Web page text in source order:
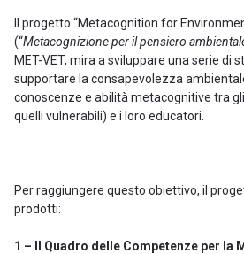
Il progetto “Metacognition for
(“Metacognizione per il pensiero
MET-VET, mira a sviluppare una serie di
supportare la consapevolezza
conoscenze e abilità metacognitive tra
quelli vulnerabili) e i loro educatori.
Per raggiungere questo obiettivo, il
prodotti:
1 – Il Quadro delle Competenze per la